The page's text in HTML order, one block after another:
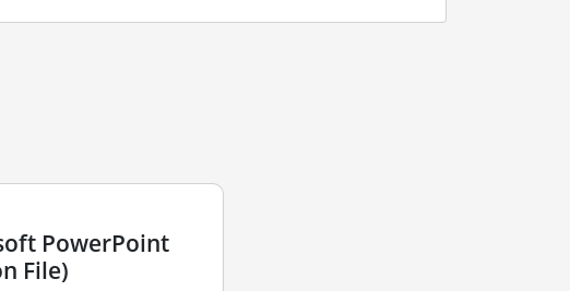
PowerPoint
File)